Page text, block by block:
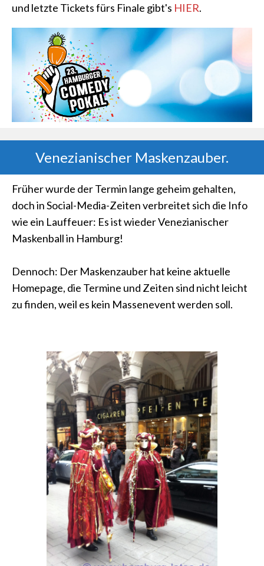
und letzte Tickets fürs Finale gibt's HIER.
Venezianischer Maskenzauber.
Früher wurde der Termin lange geheim gehalten,
doch in Social-Media-Zeiten verbreitet sich die Info
wie ein Lauffeuer: Es ist wieder Venezianischer
Maskenball in Hamburg!
Dennoch: Der Maskenzauber hat keine aktuelle
Homepage, die Termine und Zeiten sind nicht leicht
zu finden, weil es kein Massenevent werden soll.